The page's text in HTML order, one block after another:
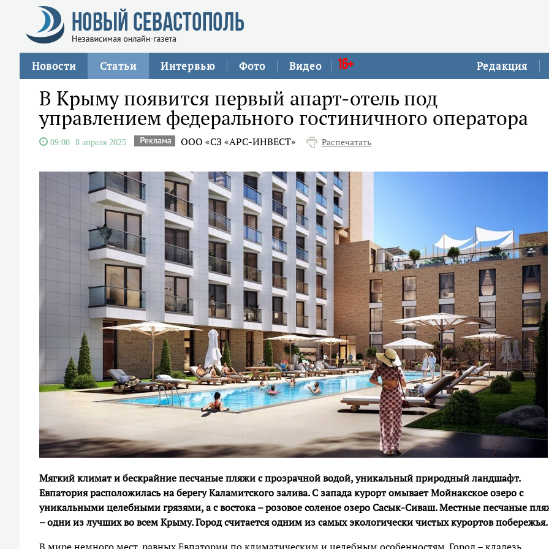
Редакция
Новости Статьи Интервью Фото Видео 16+
В Крыму появится первый апарт-отель под
управлением федерального гостиничного оператора
09:00 8 апреля 2025 ООО «СЗ «АРС-ИНВЕСТ» Распечатать
Мягкий климат и бескрайние песчаные пляжи с прозрачной водой, уникальный природный ландшафт.
Евпатория расположилась на берегу Каламитского залива. С запада курорт омывает Мойнакское озеро с
уникальными целебными грязями, а с востока – розовое соленое озеро Сасык-Сиваш. Местные песчаные
– одни из лучших во всем Крыму. Город считается одним из самых экологически чистых курортов побережья.